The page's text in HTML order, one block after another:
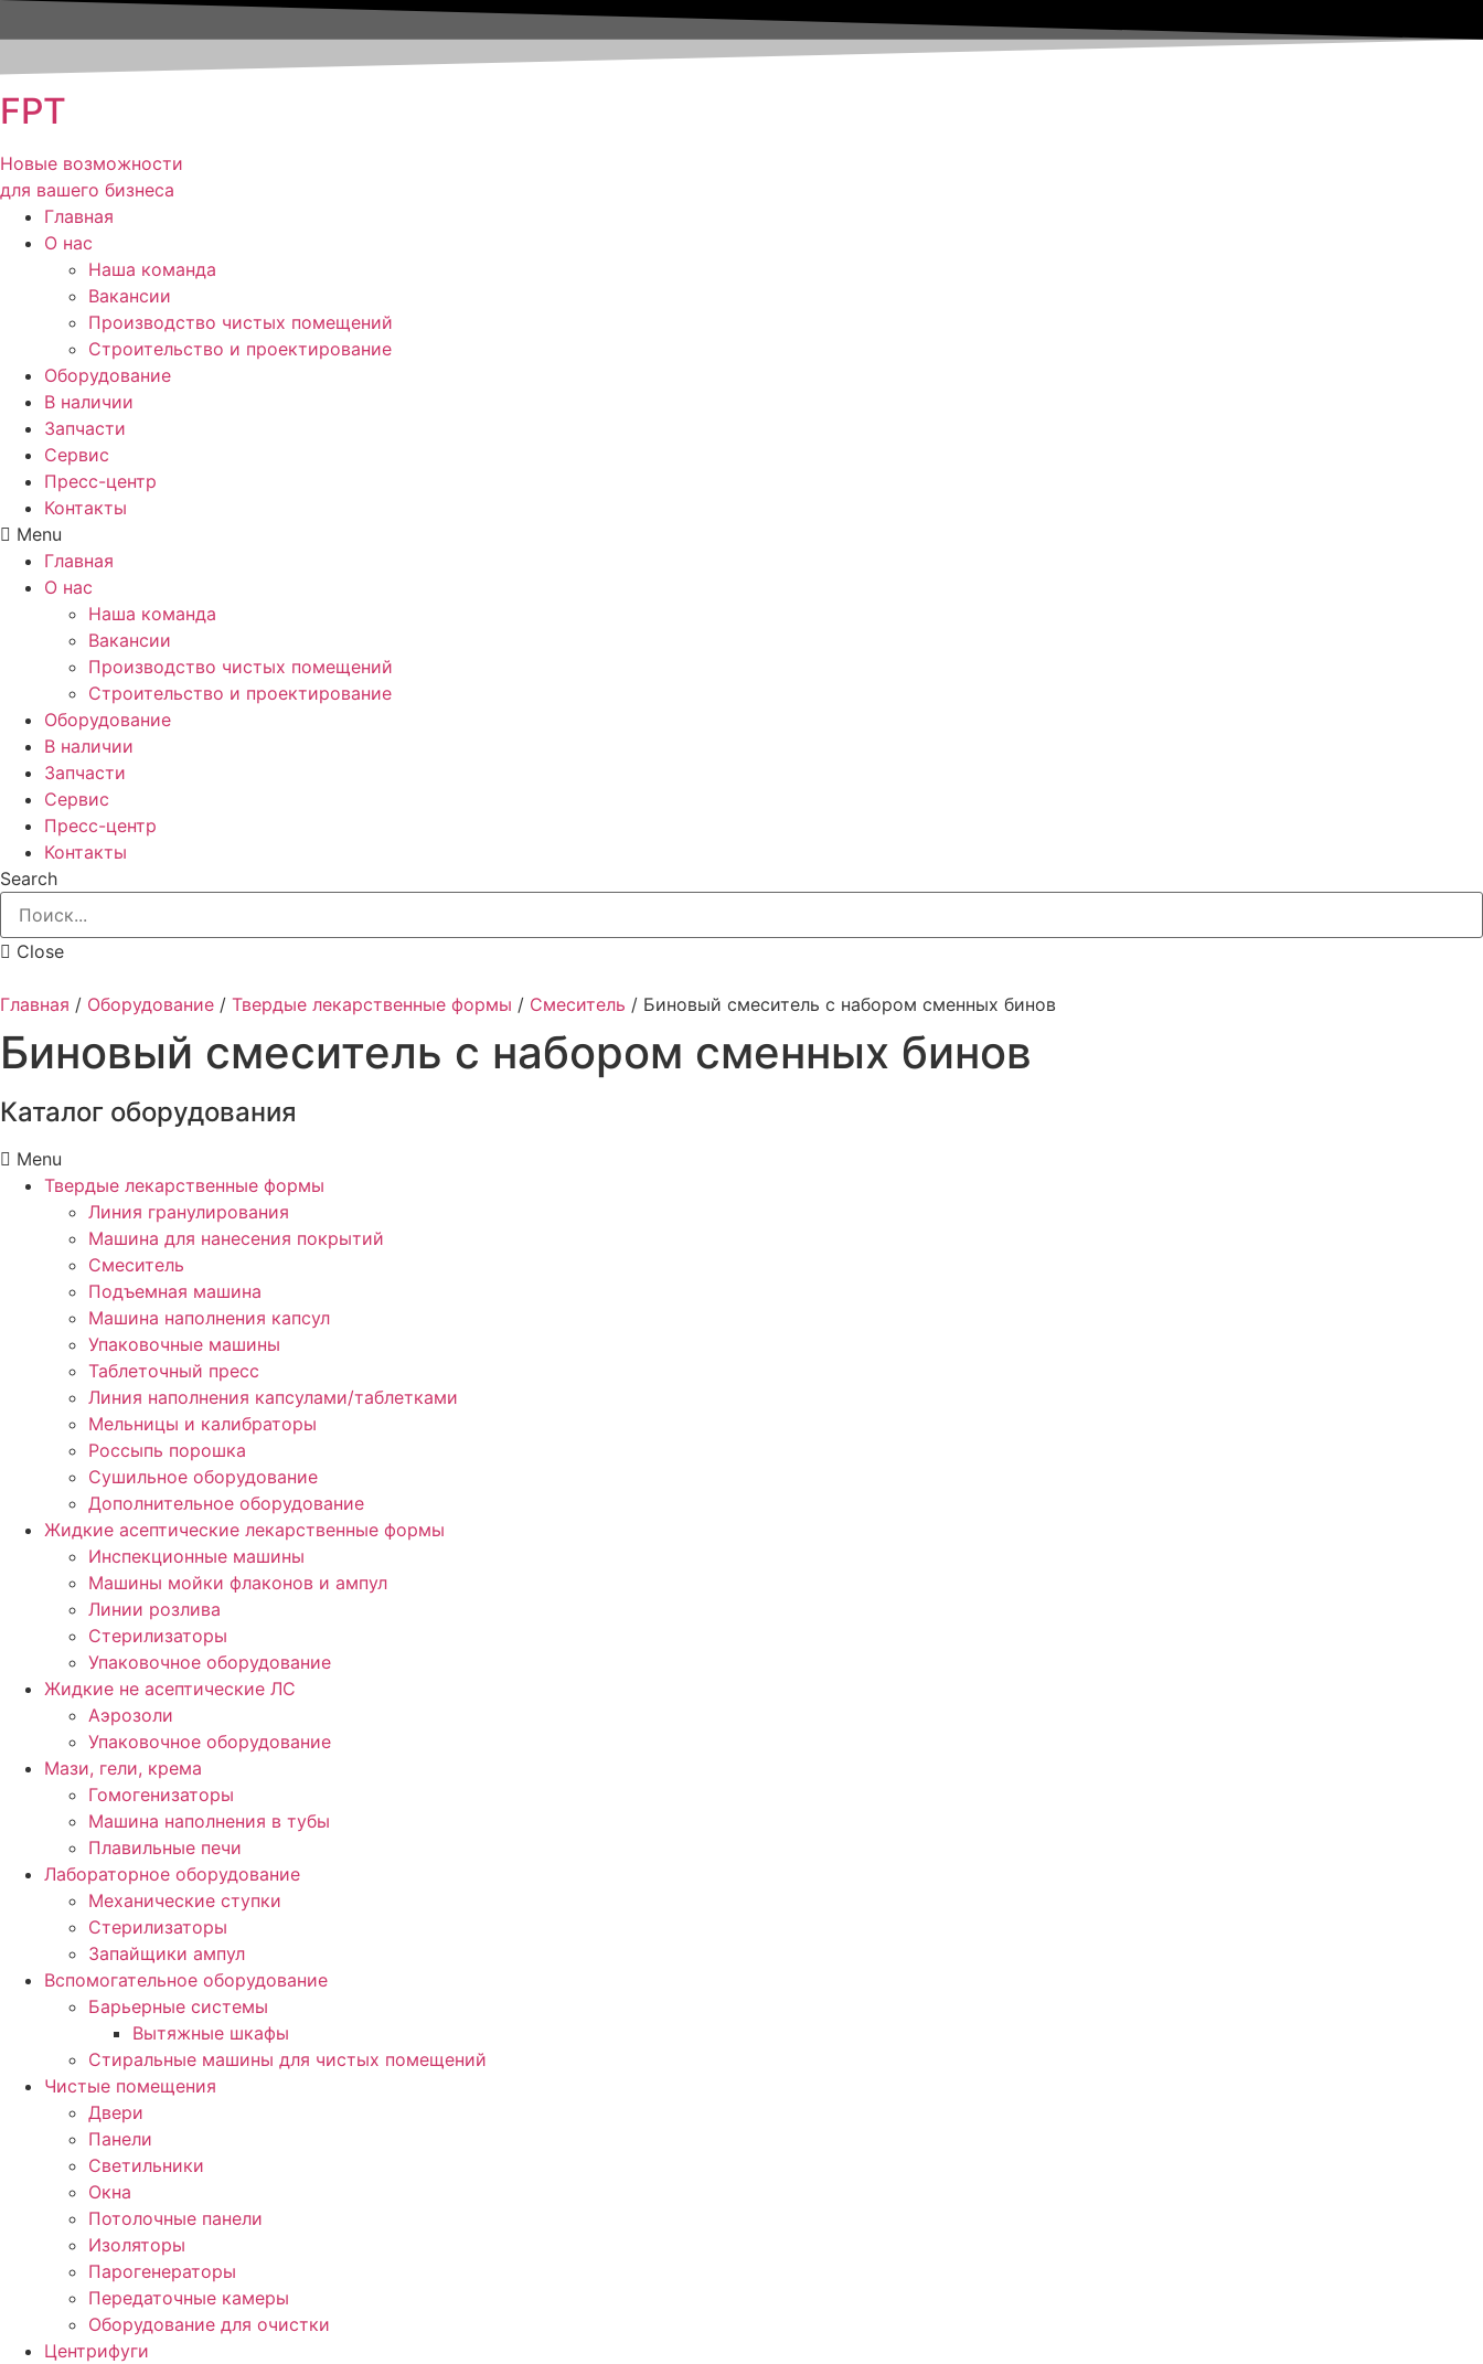
FPT
Новые возможности
для вашего бизнеса
Главная
О нас
Наша команда
Вакансии
Производство чистых помещений
Строительство и проектирование
Оборудование
В наличии
Запчасти
Сервис
Пресс-центр
Контакты
Menu
Главная
О нас
Наша команда
Вакансии
Производство чистых помещений
Строительство и проектирование
Оборудование
В наличии
Запчасти
Сервис
Пресс-центр
Контакты
Search
Close
Главная / Оборудование / Твердые лекарственные формы / Смеситель / Биновый смеситель с набором сменных бинов
Биновый смеситель с набором сменных бинов
Каталог оборудования
Menu
Твердые лекарственные формы
Линия гранулирования
Машина для нанесения покрытий
Смеситель
Подъемная машина
Машина наполнения капсул
Упаковочные машины
Таблеточный пресс
Линия наполнения капсулами/таблетками
Мельницы и калибраторы
Россыпь порошка
Сушильное оборудование
Дополнительное оборудование
Жидкие асептические лекарственные формы
Инспекционные машины
Машины мойки флаконов и ампул
Линии розлива
Стерилизаторы
Упаковочное оборудование
Жидкие не асептические ЛС
Аэрозоли
Упаковочное оборудование
Мази, гели, крема
Гомогенизаторы
Машина наполнения в тубы
Плавильные печи
Лабораторное оборудование
Механические ступки
Стерилизаторы
Запайщики ампул
Вспомогательное оборудование
Барьерные системы
Вытяжные шкафы
Стиральные машины для чистых помещений
Чистые помещения
Двери
Панели
Светильники
Окна
Потолочные панели
Изоляторы
Парогенераторы
Передаточные камеры
Оборудование для очистки
Центрифуги